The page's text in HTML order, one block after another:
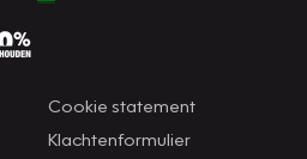
Cookie statement
Klachtenformulier